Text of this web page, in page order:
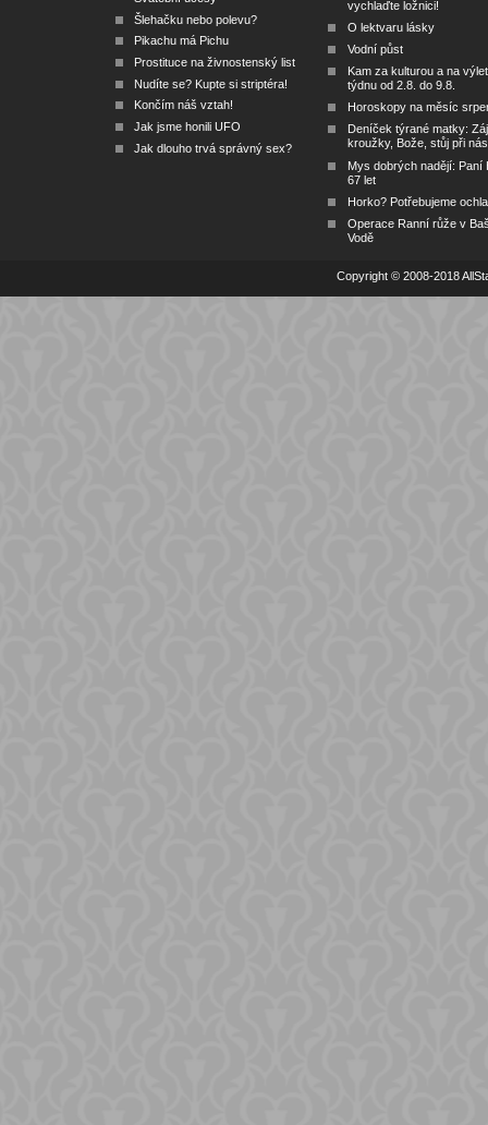
Šlehačku nebo polevu?
Pikachu má Pichu
Prostituce na živnostenský list
Nudíte se? Kupte si striptéra!
Končím náš vztah!
Jak jsme honili UFO
Jak dlouho trvá správný sex?
vychlaďte ložnici!
O lektvaru lásky
Vodní půst
Kam za kulturou a na
týdnu od 2.8. do 9.8.
Horoskopy na měsíc
Deníček týrané matky:
kroužky, Bože, stůj při nás
Mys dobrých nadějí: Paní
67 let
Horko? Potřebujeme
Operace Ranní růže v
Vodě
Copyright © 2008-2018